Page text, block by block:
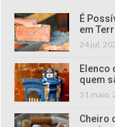
É
em
24 jul,
Elenco
quem
31 maio,
Cheiro